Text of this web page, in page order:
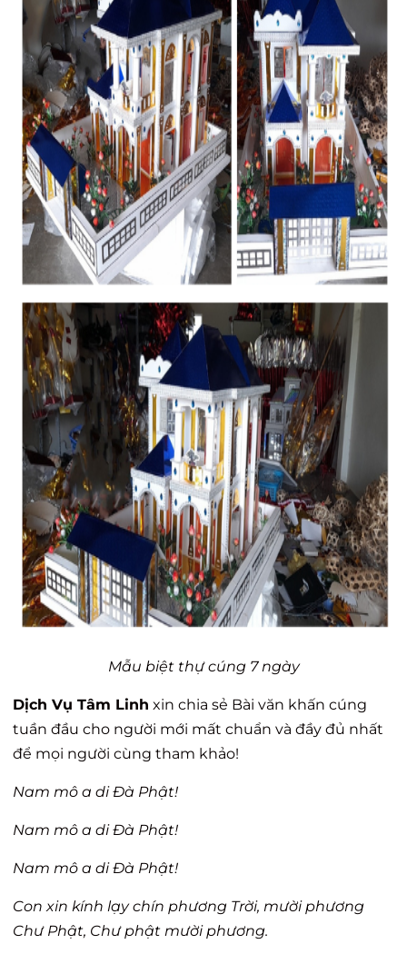
Mẫu biệt thự cúng 7 ngày
Dịch Vụ Tâm Linh xin chia sẻ Bài văn khấn cúng
tuần đầu cho người mới mất chuẩn và đầy đủ nhất
để mọi người cùng tham khảo!
Nam mô a di Đà Phật!
Nam mô a di Đà Phật!
Nam mô a di Đà Phật!
Con xin kính lạy chín phương Trời, mười phương
Chư Phật, Chư phật mười phương.